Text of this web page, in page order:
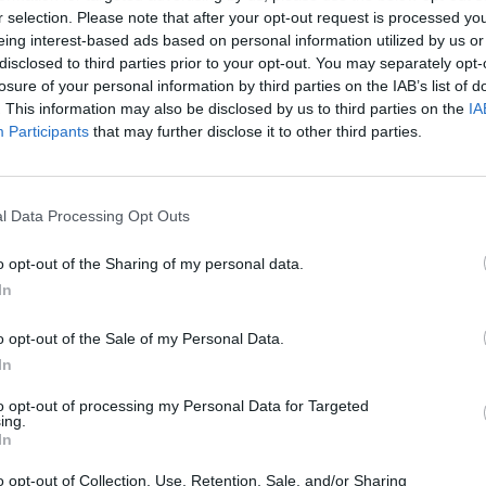
selection. Please note that after your opt-out request is processed
interest-based ads based on personal information utilized by us
to third parties prior to your opt-out. You may separately
of your personal information by third parties on the IAB’s list of
This information may also be disclosed by us to third parties on the
Participants that may further disclose it to other third parties.
Data Processing Opt Outs
opt-out of the Sharing of my personal data.
opt-out of the Sale of my Personal Data.
opt-out of processing my Personal Data for Targeted
opt-out of Collection, Use, Retention, Sale, and/or Sharing
Γρηγορίου Λαμπράκη
38, Παλαμάς 43200
244110045
2444024221
Σύγκρουση δύο
Γερμανία –
τραυματίες
6 Αυγούστου 2026, 21:11
τραυματίες από
Έκτακτος
6 Αυγούστου 2026, 19:35
Υψηλή Γέφυρα
νερά του